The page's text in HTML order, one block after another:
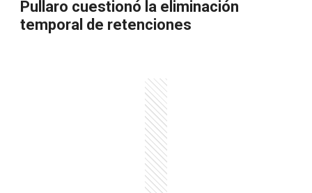
Pullaro cuestionó la eliminación
temporal de retenciones